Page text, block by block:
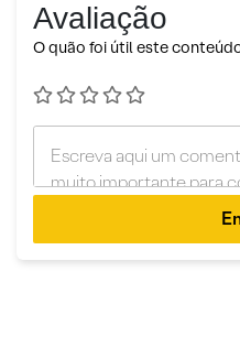
Avaliação
O quão foi útil este